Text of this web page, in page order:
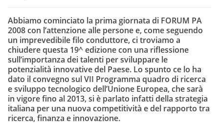
Abbiamo cominciato la prima giornata di FORUM PA
2008 con l’attenzione alle persone e, come seguendo
un imprevedibile filo conduttore, ci troviamo a
chiudere questa 19^ edizione con una riflessione
sull’importanza dei talenti per sviluppare le
potenzialità innovative del Paese. Lo spunto ce lo ha
dato il convegno sul VII Programma quadro di ricerca
e sviluppo tecnologico dell’Unione Europea, che sarà
in vigore fino al 2013, si è parlato infatti della strategia
italiana per una nuova competitività e del rapporto tra
ricerca, finanza e innovazione.